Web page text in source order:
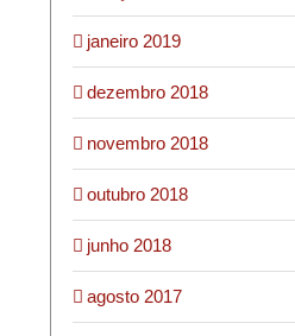
janeiro 2019
dezembro 2018
novembro 2018
outubro 2018
junho 2018
agosto 2017